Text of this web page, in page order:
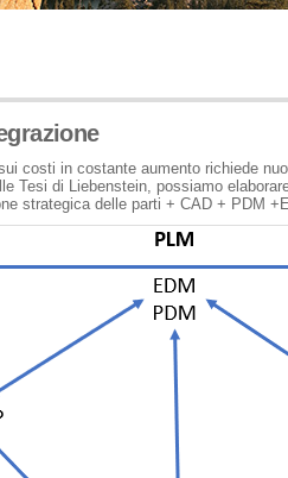
costi in costante aumento richiede
Tesi di Liebenstein, possiamo
strategica delle parti + CAD + PDM